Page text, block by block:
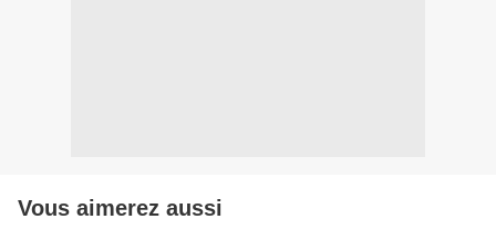
Vous aimerez aussi